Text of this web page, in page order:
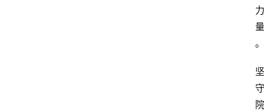
力
量
。
坚
守
院